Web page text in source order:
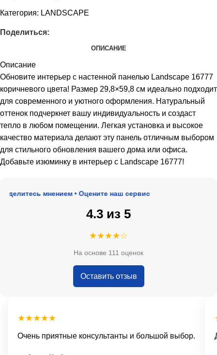
Категория: LANDSCAPE
Поделиться:
ОПИСАНИЕ
Описание
Обновите интерьер с настенной панелью Landscape 16777
коричневого цвета! Размер 29,8×59,8 см идеально подходит
для современного и уютного оформления. Натуральный
оттенок подчеркнет вашу индивидуальность и создаст
тепло в любом помещении. Легкая установка и высокое
качество материала делают эту панель отличным выбором
для стильного обновления вашего дома или офиса.
Добавьте изюминку в интерьер с Landscape 16777!
мнением • Оцените наш сервис
4.3 из 5
★★★★☆
На основе 111 оценок
Оставить отзыв
★★★★★
Очень приятные консультанты и большой выбор.